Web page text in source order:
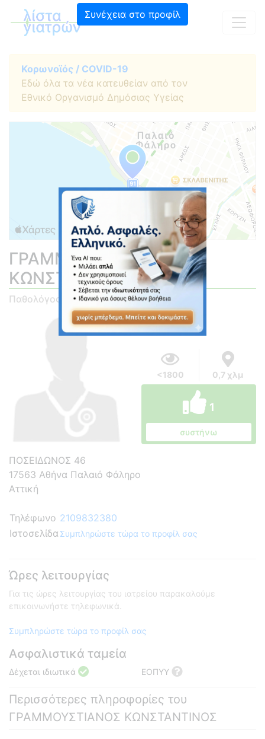
Συνέχεια στο προφίλ
Κορωνοϊός / COVID-19
Εδώ όλα τα νέα κατευθείαν από τον
Εθνικό Οργανισμό Δημόσιας Υγείας
ΓΡΑΜΜΟΥΣΤΙΑΝΟΣ
ΚΩΝΣΤΑΝΤΙΝΟΣ
Παθολόγος
<1800 0,7 χλμ
1
συστήνω
ΠΟΣΕΙΔΩΝΟΣ 46
17563 Αθήνα Παλαιό Φάληρο
Αττική
Τηλέφωνο 2109832380
Ιστοσελίδα Συμπληρώστε τώρα το προφίλ σας
Ώρες λειτουργίας
Για τις ώρες λειτουργίας του ιατρείου παρακαλούμε
επικοινωνήστε τηλεφωνικά.
Συμπληρώστε τώρα το προφίλ σας
Ασφαλιστικά ταμεία
Δέχεται ιδιωτικά ΕΟΠΥΥ
Περισσότερες πληροφορίες του
ΓΡΑΜΜΟΥΣΤΙΑΝΟΣ ΚΩΝΣΤΑΝΤΙΝΟΣ